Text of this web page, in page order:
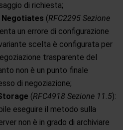
di richiesta;
Negotiates (RFC2295 Sezione
un errore di configurazione
scelta è configurata per
trasparente del
non è un punto finale
di negoziazione;
(RFC4918 Sezione 11.5):
eseguire il metodo sulla
non è in grado di archiviare